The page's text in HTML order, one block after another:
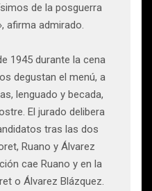
de la posguerra
afirma admirado.
1945 durante la cena
degustan el menú, a
lenguado y becada,
El jurado delibera
tras las dos
Ruano y Álvarez
cae Ruano y en la
o Álvarez Blázquez.